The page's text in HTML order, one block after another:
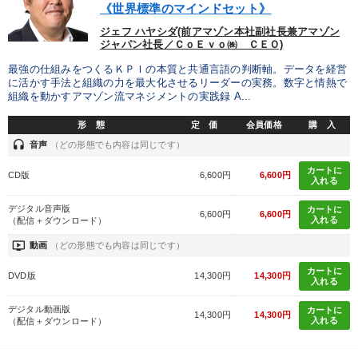
タグから探す
すべての音声・動画（全2076タイトル）からお探しいただけます
タグ・キーワード
思考法 株式投資 未来先見
会長
推薦 中小企業 労務問題・人事対策 FCビジネス
採用 M&A プロ経営者 健康・ウェルビーイング
《世界標準のマインドセット》
ジェフ ハヤシダ(前アマゾン本社副社長兼アマゾン
ジャパン社長／ＣｏＥｖｏ㈱ ＣＥＯ)
最強の仕組みをつくるＫＰＩの本質と共通言語の判断軸。データを経営
に活かす手法と組織の力を最大化させるリーダーの実務。数字と情熱で
組織を動かすアマゾン流マネジメントの実践録 A...
形 態 定 価 会員価格 購 入
headset 音声 （どの形態でも内容は同じです）
CD版 6,600円 6,600円
カートに
入れる
デジタル音声版
（配信＋ダウンロード）
6,600円 6,600円
カートに
入れる
ondemand_video 動画 （どの形態でも内容は同じです）
DVD版 14,300円 14,300円
カートに
入れる
デジタル動画版
（配信＋ダウンロード）
14,300円 14,300円
カートに
入れる